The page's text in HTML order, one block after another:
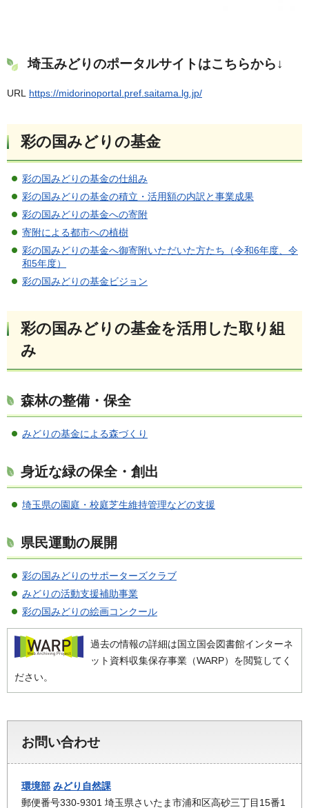
埼玉みどりのポータルサイトはこちらから↓
URL https://midorinoportal.pref.saitama.lg.jp/
彩の国みどりの基金
彩の国みどりの基金の仕組み
彩の国みどりの基金の積立・活用額の内訳と事業成果
彩の国みどりの基金への寄附
寄附による都市への植樹
彩の国みどりの基金へ御寄附いただいた方たち（令和6年度、令
和5年度）
彩の国みどりの基金ビジョン
彩の国みどりの基金を活用した取り組
み
森林の整備・保全
みどりの基金による森づくり
身近な緑の保全・創出
埼玉県の園庭・校庭芝生維持管理などの支援
県民運動の展開
彩の国みどりのサポーターズクラブ
みどりの活動支援補助事業
彩の国みどりの絵画コンクール
過去の情報の詳細は国立国会図書館インターネ
ット資料収集保存事業（WARP）を閲覧してく
ださい。
お問い合わせ
環境部 みどり自然課
郵便番号330-9301 埼玉県さいたま市浦和区高砂三丁目15番1